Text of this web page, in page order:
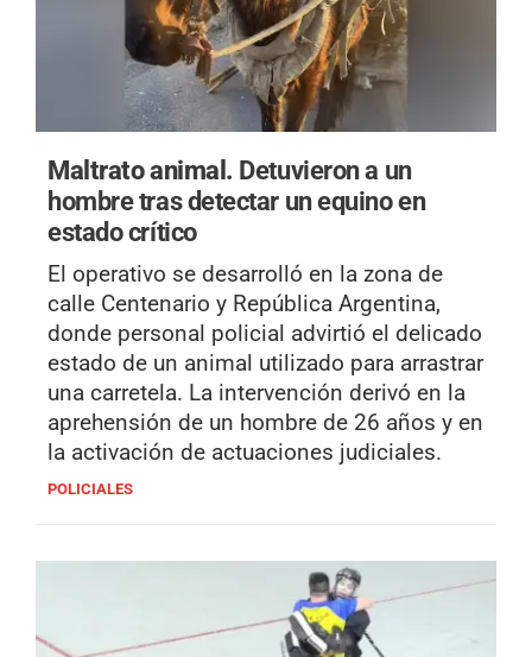
Maltrato animal. Detuvieron a un
hombre tras detectar un equino en
estado crítico
El operativo se desarrolló en la zona de
calle Centenario y República Argentina,
donde personal policial advirtió el delicado
estado de un animal utilizado para arrastrar
una carretela. La intervención derivó en la
aprehensión de un hombre de 26 años y en
la activación de actuaciones judiciales.
POLICIALES